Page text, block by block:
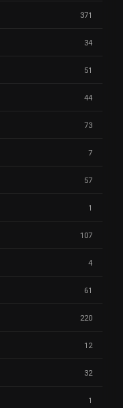
371
34
51
44
73
7
57
1
107
4
61
220
12
32
1